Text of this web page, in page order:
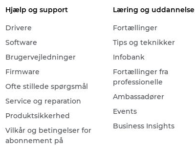
Hjælp og support
Drivere
Software
Brugervejledninger
Firmware
Ofte stillede spørgsmål
Service og reparation
Produktsikkerhed
Vilkår og betingelser for
abonnement på
Læring og uddannelse
Fortællinger
Tips og teknikker
Infobank
Fortællinger fra
professionelle
Ambassadører
Events
Business Insights